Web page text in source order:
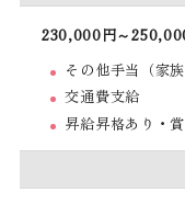
230,000円～
その他手当（家
交通費支給
昇給昇格あり・